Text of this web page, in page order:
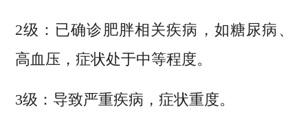
2级：已确诊肥胖相关疾病，如糖尿病、
高血压，症状处于中等程度。
3级：导致严重疾病，症状重度。